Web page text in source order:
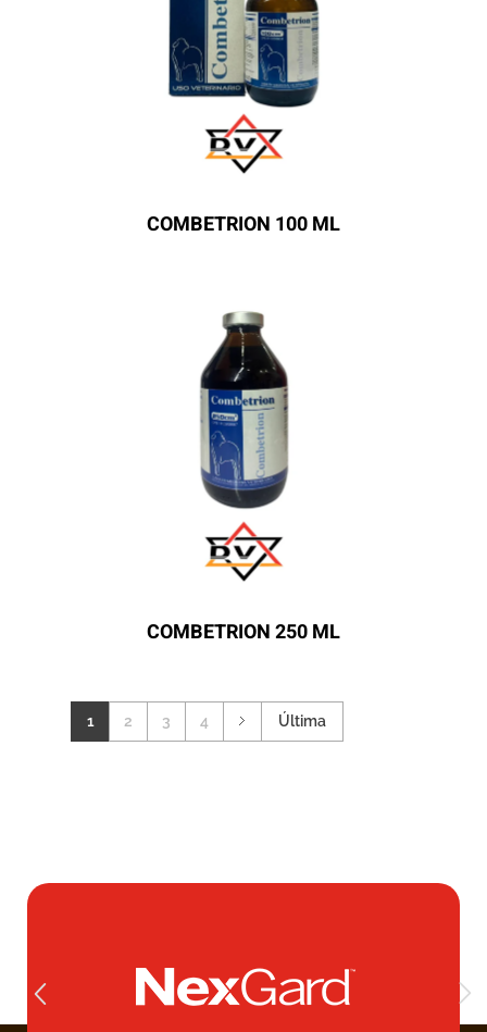
COMBETRION 100 ML
COMBETRION 250 ML
1 2 3 4 Última